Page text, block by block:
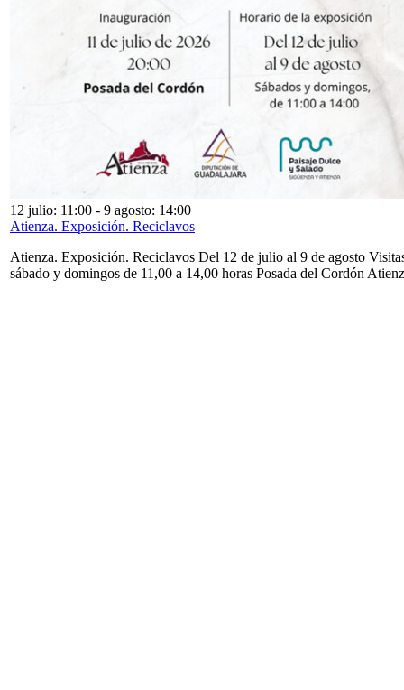
12 julio: 11:00 - 9 agosto: 14:00
Atienza. Exposición. Reciclavos
Atienza. Exposición. Reciclavos Del 12 de julio al 9 de agosto
sábado y domingos de 11,00 a 14,00 horas Posada del Cordón